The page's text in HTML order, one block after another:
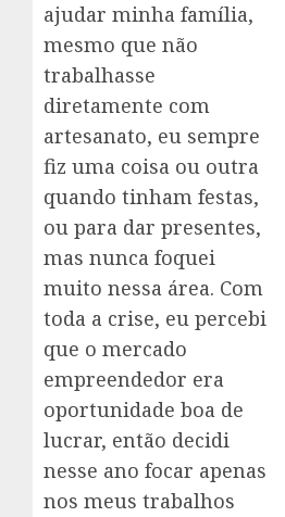
ajudar minha família,
mesmo que não
trabalhasse
diretamente com
artesanato, eu sempre
fiz uma coisa ou outra
quando tinham festas,
ou para dar presentes,
mas nunca foquei
muito nessa área. Com
toda a crise, eu percebi
que o mercado
empreendedor era
oportunidade boa de
lucrar, então decidi
nesse ano focar apenas
nos meus trabalhos